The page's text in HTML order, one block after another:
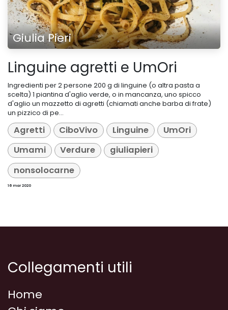
Giulia Pieri
Linguine agretti e UmOri
Ingredienti per 2 persone 200 g di linguine (o altra pasta a
scelta) 1 piantina d'aglio verde, o in mancanza, uno spicco
d'aglio un mazzetto di agretti (chiamati anche barba di frate)
un pizzico di pe...
Agretti CiboVivo Linguine
UmOri
Umami
Verdure
giuliapieri
nonsolocarne
16 mar 2020
Collegamenti utili
Home